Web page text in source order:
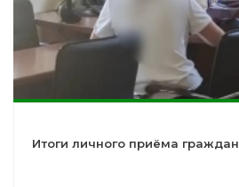
Итоги личного приёма граждан